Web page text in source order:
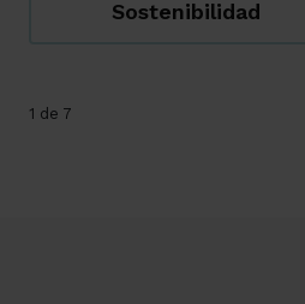
Sostenibilidad
1 de 7